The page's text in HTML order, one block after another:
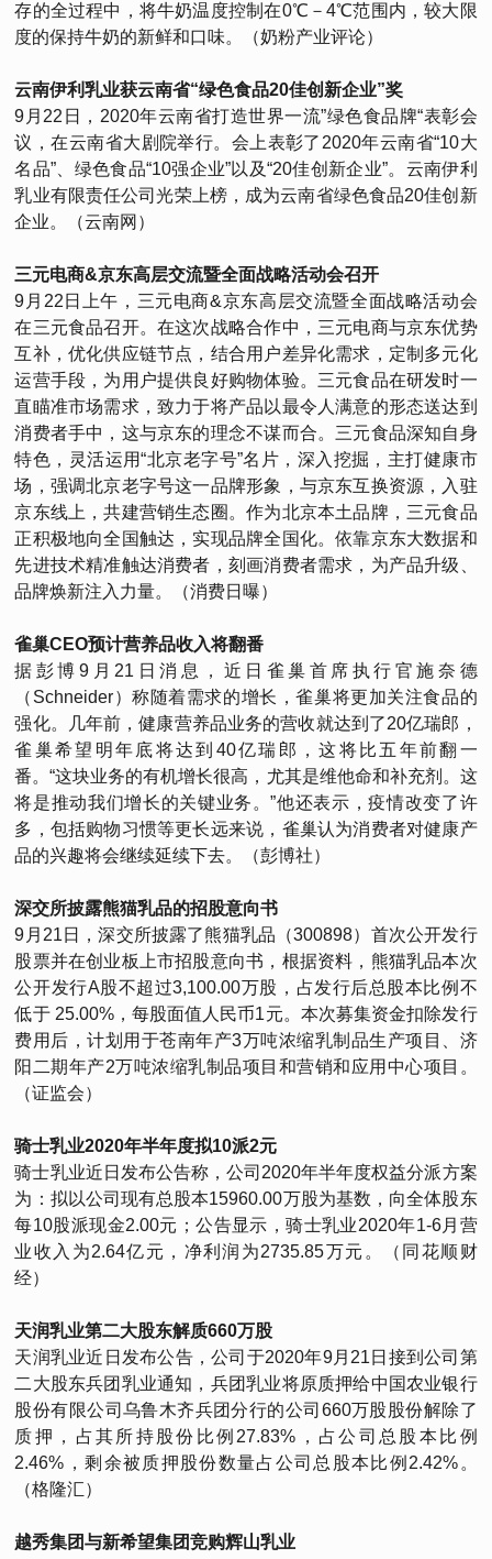
存的全过程中，将牛奶温度控制在0℃－4℃范围内，较大限
度的保持牛奶的新鲜和口味。（奶粉产业评论）
云南伊利乳业获云南省“绿色食品20佳创新企业”奖
9月22日，2020年云南省打造世界一流”绿色食品牌“表彰会
议，在云南省大剧院举行。会上表彰了2020年云南省“10大
名品”、绿色食品“10强企业”以及“20佳创新企业”。云南伊利
乳业有限责任公司光荣上榜，成为云南省绿色食品20佳创新
企业。（云南网）
三元电商&京东高层交流暨全面战略活动会召开
9月22日上午，三元电商&京东高层交流暨全面战略活动会
在三元食品召开。在这次战略合作中，三元电商与京东优势
互补，优化供应链节点，结合用户差异化需求，定制多元化
运营手段，为用户提供良好购物体验。三元食品在研发时一
直瞄准市场需求，致力于将产品以最令人满意的形态送达到
消费者手中，这与京东的理念不谋而合。三元食品深知自身
特色，灵活运用“北京老字号”名片，深入挖掘，主打健康市
场，强调北京老字号这一品牌形象，与京东互换资源，入驻
京东线上，共建营销生态圈。作为北京本土品牌，三元食品
正积极地向全国触达，实现品牌全国化。依靠京东大数据和
先进技术精准触达消费者，刻画消费者需求，为产品升级、
品牌焕新注入力量。（消费日曝）
雀巢CEO预计营养品收入将翻番
据彭博9月21日消息，近日雀巢首席执行官施奈德
（Schneider）称随着需求的增长，雀巢将更加关注食品的
强化。几年前，健康营养品业务的营收就达到了20亿瑞郎，
雀巢希望明年底将达到40亿瑞郎，这将比五年前翻一
番。“这块业务的有机增长很高，尤其是维他命和补充剂。这
将是推动我们增长的关键业务。”他还表示，疫情改变了许
多，包括购物习惯等更长远来说，雀巢认为消费者对健康产
品的兴趣将会继续延续下去。（彭博社）
深交所披露熊猫乳品的招股意向书
9月21日，深交所披露了熊猫乳品（300898）首次公开发行
股票并在创业板上市招股意向书，根据资料，熊猫乳品本次
公开发行A股不超过3,100.00万股，占发行后总股本比例不
低于 25.00%，每股面值人民币1元。本次募集资金扣除发行
费用后，计划用于苍南年产3万吨浓缩乳制品生产项目、济
阳二期年产2万吨浓缩乳制品项目和营销和应用中心项目。
（证监会）
骑士乳业2020年半年度拟10派2元
骑士乳业近日发布公告称，公司2020年半年度权益分派方案
为：拟以公司现有总股本15960.00万股为基数，向全体股东
每10股派现金2.00元；公告显示，骑士乳业2020年1-6月营
业收入为2.64亿元，净利润为2735.85万元。（同花顺财
经）
天润乳业第二大股东解质660万股
天润乳业近日发布公告，公司于2020年9月21日接到公司第
二大股东兵团乳业通知，兵团乳业将原质押给中国农业银行
股份有限公司乌鲁木齐兵团分行的公司660万股股份解除了
质押，占其所持股份比例27.83%，占公司总股本比例
2.46%，剩余被质押股份数量占公司总股本比例2.42%。
（格隆汇）
越秀集团与新希望集团竞购辉山乳业